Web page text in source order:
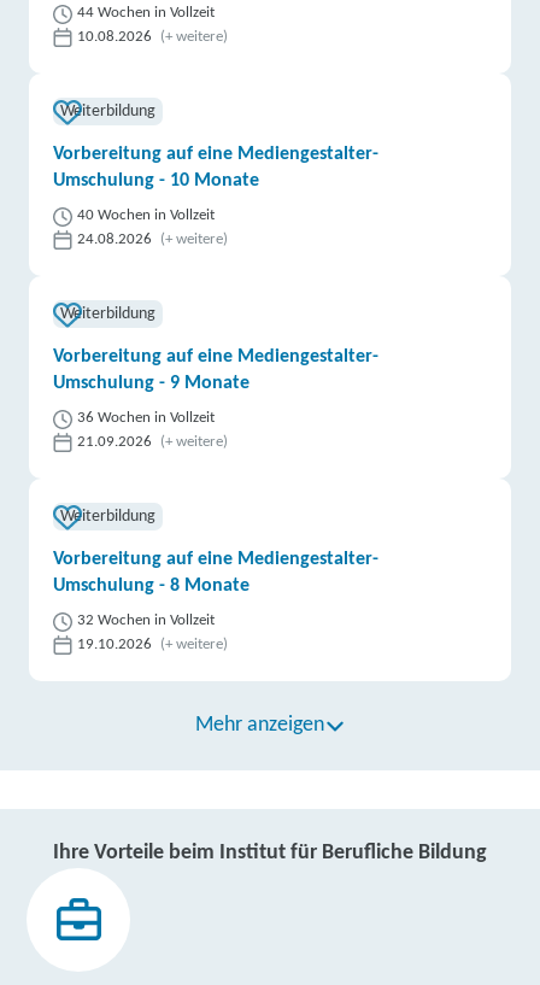
44 Wochen in Vollzeit
10.08.2026
(+ weitere)
Weiterbildung
Vorbereitung auf eine Mediengestalter-
Umschulung - 10 Monate
40 Wochen in Vollzeit
24.08.2026
(+ weitere)
Weiterbildung
Vorbereitung auf eine Mediengestalter-
Umschulung - 9 Monate
36 Wochen in Vollzeit
21.09.2026
(+ weitere)
Weiterbildung
Vorbereitung auf eine Mediengestalter-
Umschulung - 8 Monate
32 Wochen in Vollzeit
19.10.2026
(+ weitere)
Mehr anzeigen
Ihre Vorteile beim Institut für Berufliche Bildung